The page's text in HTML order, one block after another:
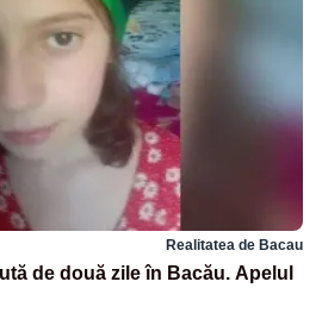
Realitatea de Bacau
de două zile în Bacău. Apelul